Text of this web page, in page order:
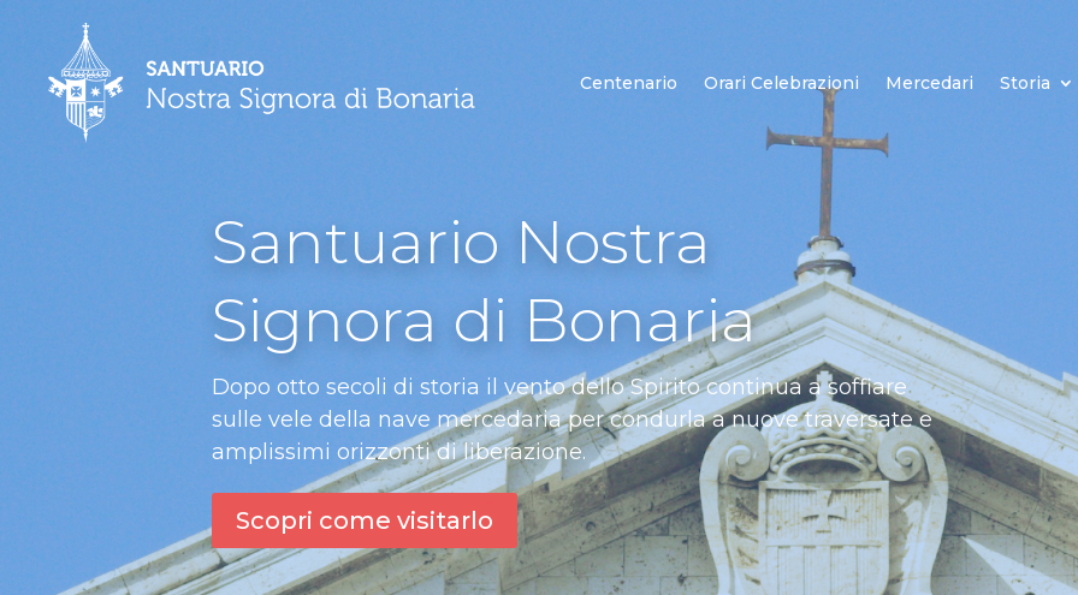
Centenario Orari Celebrazioni Mercedari Storia
Santuario Nostra
Signora di Bonaria
Dopo otto secoli di storia il vento dello Spirito continua a soffiare
sulle vele della nave mercedaria per condurla a nuove traversate e
amplissimi orizzonti di liberazione.
Scopri come visitarlo